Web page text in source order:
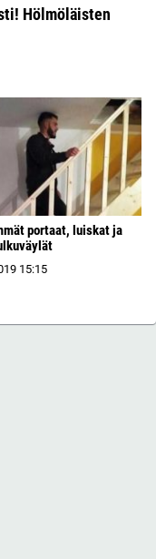
Hölmöläisten
portaat, luiskat ja
15:15